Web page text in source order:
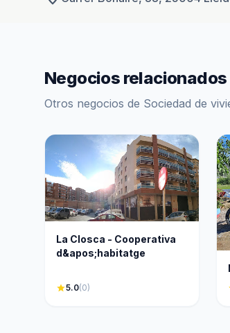
Negocios relacionados
Otros negocios de Sociedad de
La Closca - Cooperativa
d&apos;habitatge
star5.0(0)